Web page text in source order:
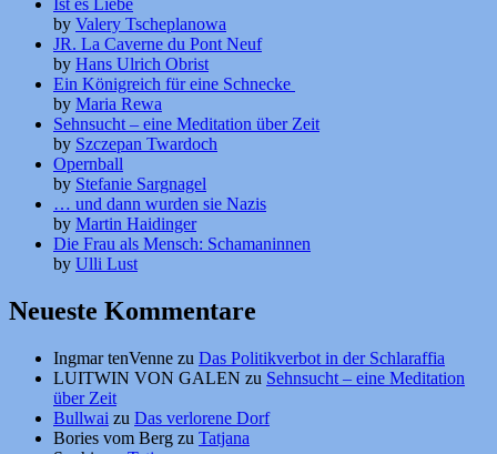
Ist es Liebe
by Valery Tscheplanowa
JR. La Caverne du Pont Neuf
by Hans Ulrich Obrist
Ein Königreich für eine Schnecke
by Maria Rewa
Sehnsucht – eine Meditation über Zeit
by Szczepan Twardoch
Opernball
by Stefanie Sargnagel
… und dann wurden sie Nazis
by Martin Haidinger
Die Frau als Mensch: Schamaninnen
by Ulli Lust
Neueste Kommentare
Ingmar tenVenne zu Das Politikverbot in der Schlaraffia
LUITWIN VON GALEN zu Sehnsucht – eine Meditation
über Zeit
Bullwai zu Das verlorene Dorf
Bories vom Berg zu Tatjana